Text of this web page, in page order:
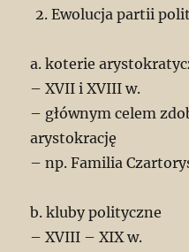
Ewolucja partii
a. koterie
– XVII i XVIII w.
– głównym celem
arystokrację
– np. Familia
b. kluby polityczne
– XVIII – XIX w.